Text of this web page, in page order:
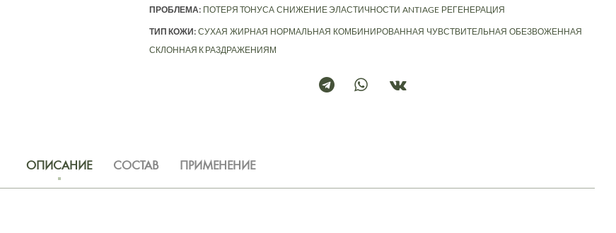
ПРОБЛЕМА: ПОТЕРЯ ТОНУСА СНИЖЕНИЕ ЭЛАСТИЧНОСТИ ANTIAGE РЕГЕНЕРАЦИЯ
ТИП КОЖИ: СУХАЯ ЖИРНАЯ НОРМАЛЬНАЯ КОМБИНИРОВАННАЯ ЧУВСТВИТЕЛЬНАЯ ОБЕЗВОЖЕННАЯ
СКЛОННАЯ К РАЗДРАЖЕНИЯМ
ОПИСАНИЕ СОСТАВ ПРИМЕНЕНИЕ